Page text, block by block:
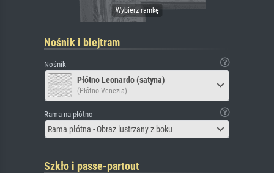
Nośnik i blejtram
Nośnik
Płótno Leonardo (satyna)
(Płótno Venezia)
Rama na płótno
Rama płótna - Obraz lustrzany z boku
Szkło i passe-partout